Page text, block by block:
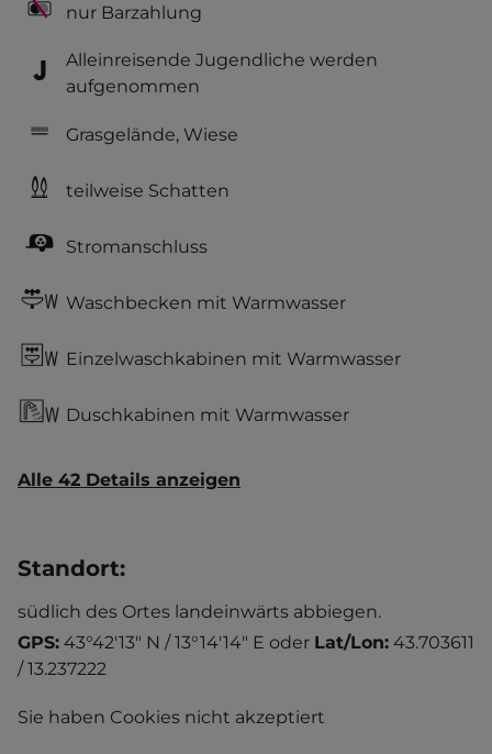
nur Barzahlung
Alleinreisende Jugendliche werden
aufgenommen
Grasgelände, Wiese
teilweise Schatten
Stromanschluss
Waschbecken mit Warmwasser
Einzelwaschkabinen mit Warmwasser
Duschkabinen mit Warmwasser
Alle 42 Details anzeigen
Standort:
südlich des Ortes landeinwärts abbiegen.
GPS: 43°42'13" N / 13°14'14" E oder Lat/Lon: 43.703611
/ 13.237222
Sie haben Cookies nicht akzeptiert